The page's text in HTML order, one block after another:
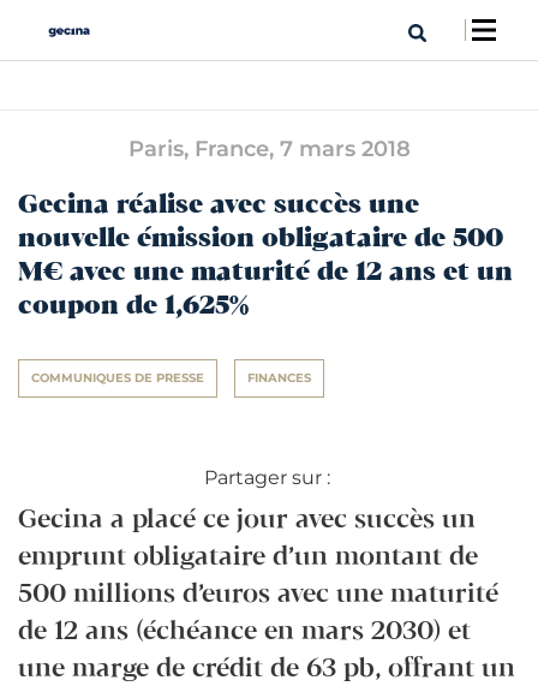
Paris, France, 7 mars 2018
Gecina réalise avec succès une
nouvelle émission obligataire de 500
M€ avec une maturité de 12 ans et un
coupon de 1,625%
COMMUNIQUES DE PRESSE FINANCES
Partager sur :
Gecina a placé ce jour avec succès un
emprunt obligataire d’un montant de
500 millions d’euros avec une maturité
de 12 ans (échéance en mars 2030) et
une marge de crédit de 63 pb, offrant un